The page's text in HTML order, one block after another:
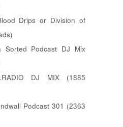
Drips or Division of
Sorted Podcast DJ Mix
DJ MIX (1885
Podcast 301 (2363